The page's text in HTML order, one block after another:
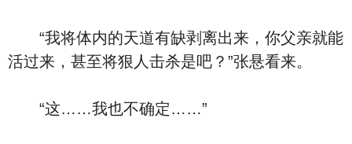
“我将体内的天道有缺剥离出来，你父亲就能
活过来，甚至将狠人击杀是吧？”张悬看来。
“这……我也不确定……”